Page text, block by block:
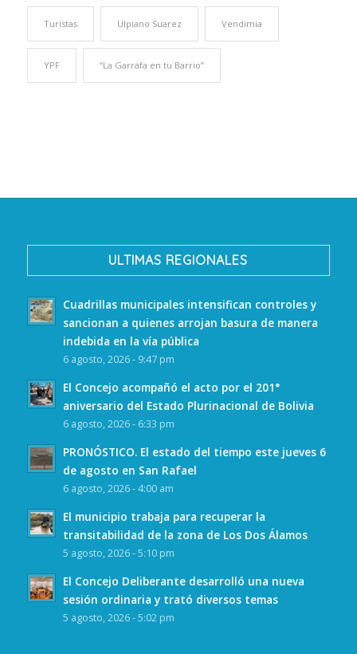
Turistas Ulpiano Suarez Vendimia
YPF “La Garrafa en tu Barrio”
ULTIMAS REGIONALES
Cuadrillas municipales intensifican controles y
sancionan a quienes arrojan basura de manera
indebida en la vía pública
6 agosto, 2026 - 9:47 pm
El Concejo acompañó el acto por el 201°
aniversario del Estado Plurinacional de Bolivia
6 agosto, 2026 - 6:33 pm
PRONÓSTICO. El estado del tiempo este jueves 6
de agosto en San Rafael
6 agosto, 2026 - 4:00 am
El municipio trabaja para recuperar la
transitabilidad de la zona de Los Dos Álamos
5 agosto, 2026 - 5:10 pm
El Concejo Deliberante desarrolló una nueva
sesión ordinaria y trató diversos temas
5 agosto, 2026 - 5:02 pm